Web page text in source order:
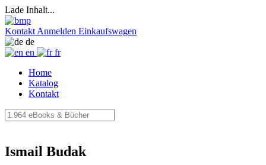
Lade Inhalt...
Kontakt Anmelden Einkaufswagen
de
en
fr
Home
Katalog
Kontakt
Ismail Budak